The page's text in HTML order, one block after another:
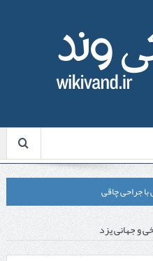
جراحی چاقی
لیزرهای واقعی با شبه‌ لیزر در
و جهانی یزد